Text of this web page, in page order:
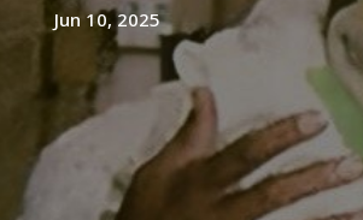
Jun 10, 2025